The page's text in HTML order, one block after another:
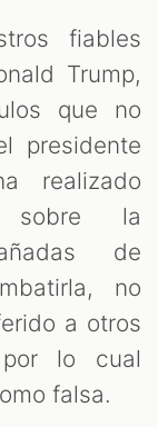
fiables
Trump,
que no
presidente
realizado
sobre la
de
no
a otros
lo cual
falsa.